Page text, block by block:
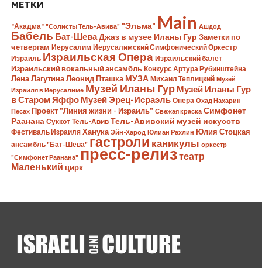
МЕТКИ
"Акадма" "Солисты Тель-Авива" "Эльма" Main Ашдод
Бабель Бат-ШеваДжаз в музее Иланы Гур Заметки по
четвергам Иерусалим Иерусалимский Симфонический Оркестр
Израиль Израильская Опера Израильский балет
Израильский вокальный ансамбль Конкурс Артура Рубинштейна
Лена Лагутина Леонид Пташка МУЗА Михаил Теплицкий Музей
Израиля в Иерусалиме Музей Иланы Гур Музей Иланы Гур
в Старом Яффо Музей Эрец-Исраэль Опера Охад Нахарин
Песах Проект "Линия жизни - Израиль" Свежая краска Симфонет
Раанана Суккот Тель-Авив Тель-Авивский музей искусств
Фестиваль Израиля Ханука Эйн-Харод Юлиан Рахлин Юлия Стоцкая
ансамбль "Бат-Шева" гастроли каникулы оркестр
"Симфонет Раанана" пресс-релизтеатр
Маленький цирк